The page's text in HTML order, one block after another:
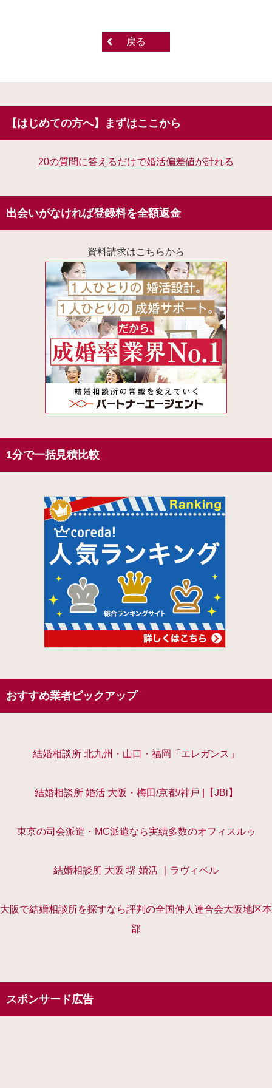
戻る
【はじめての方へ】まずはここから
20の質問に答えるだけで婚活偏差値が計れる
出会いがなければ登録料を全額返金
資料請求はこちらから
1分で一括見積比較
おすすめ業者ピックアップ
結婚相談所 北九州・山口・福岡「エレガンス」
結婚相談所 婚活 大阪・梅田/京都/神戸 |【JBi】
東京の司会派遣・MC派遣なら実績多数のオフィスルゥ
結婚相談所 大阪 堺 婚活 ｜ラヴィベル
大阪で結婚相談所を探すなら評判の全国仲人連合会大阪地区本
部
スポンサード広告